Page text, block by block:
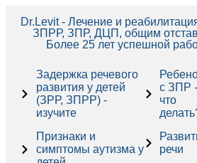
Dr.Levit - Лечение и
ЗПРР, ЗПР, ДЦП, общим
Более 25 лет успешной
Задержка речевого
развития у детей
(ЗРР, ЗПРР) -
изучите
Признаки и
симптомы аутизма у
с ЗПР -
что
речи